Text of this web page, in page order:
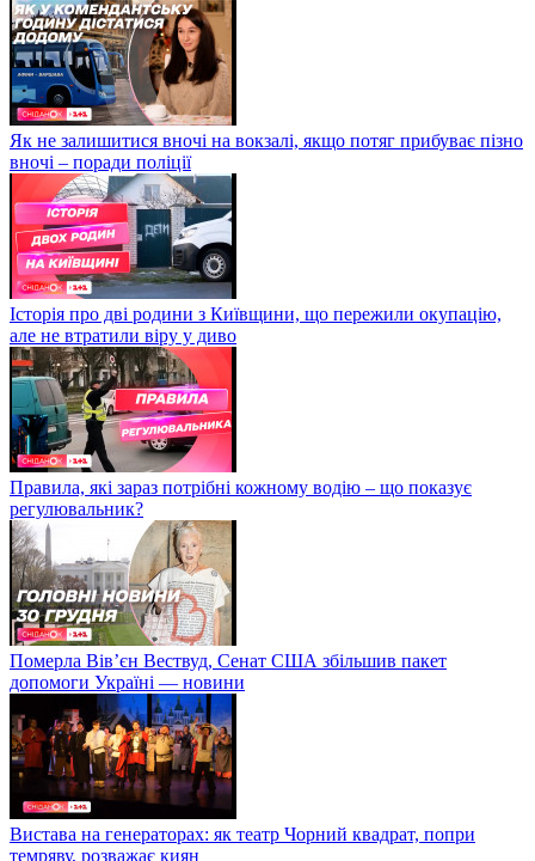
Як не залишитися вночі на вокзалі, якщо потяг прибуває пізно
вночі – поради поліції
Історія про дві родини з Київщини, що пережили окупацію,
але не втратили віру у диво
Правила, які зараз потрібні кожному водію – що показує
регулювальник?
Померла Вівʼєн Вествуд, Сенат США збільшив пакет
допомоги Україні — новини
Вистава на генераторах: як театр Чорний квадрат, попри
темряву, розважає киян